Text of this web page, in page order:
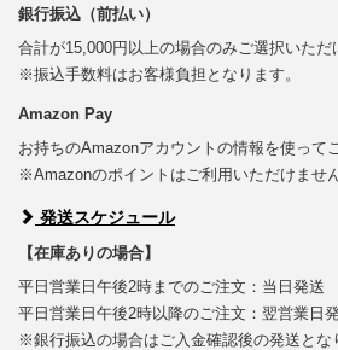
銀行振込（前払い）
合計が15,000円以上の場合のみご選択いただ
※振込手数料はお客様負担となります。
Amazon Pay
お持ちのAmazonアカウントの情報を使って
※Amazonのポイントはご利用いただけません
発送スケジュール
【在庫ありの場合】
平日営業日午後2時までのご注文：当日発送
平日営業日午後2時以降のご注文：翌営業日
※銀行振込の場合はご入金確認後の発送とな